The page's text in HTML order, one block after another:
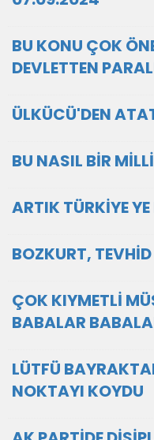
BU KONU ÇOK
DEVLETTEN
ÜLKÜCÜ'DEN
BU NASIL BİR
ARTIK TÜRKİYE
BOZKURT, TEVHİD
ÇOK KIYMETLİ
BABALAR
LÜTFÜ
NOKTAYI KOYDU